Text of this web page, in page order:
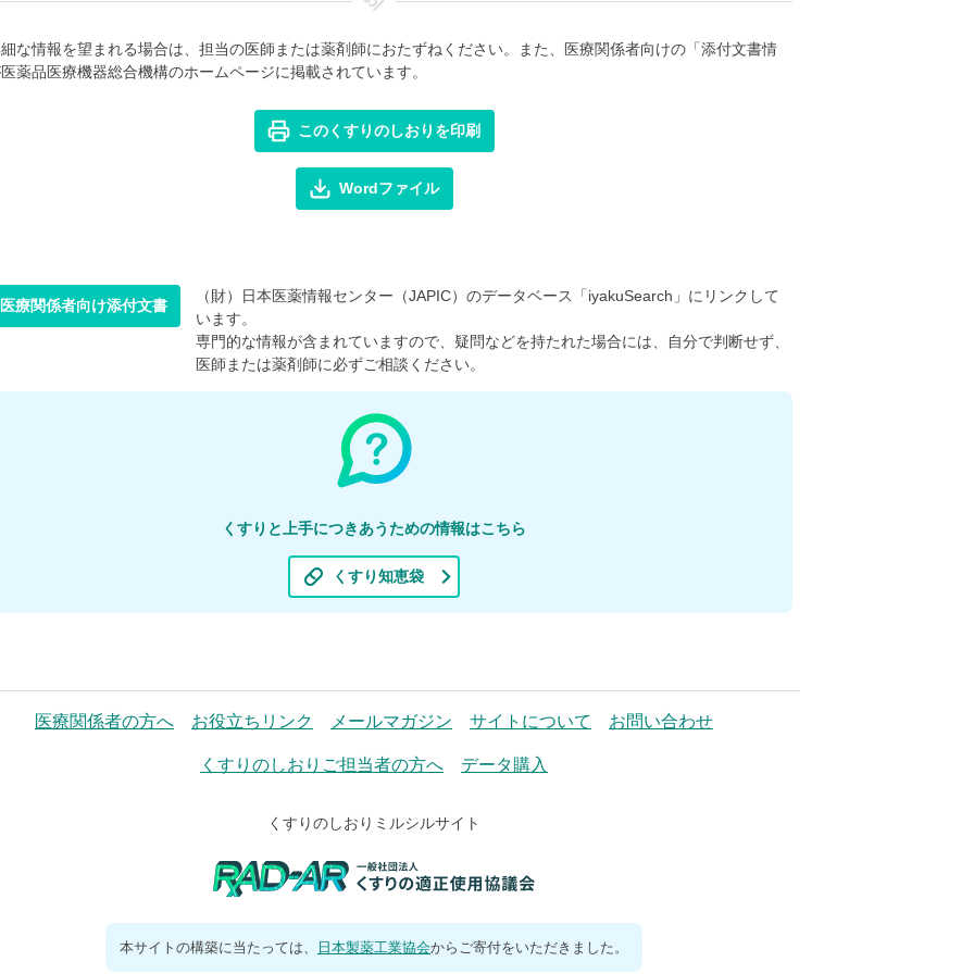
な情報を望まれる場合は、担当の医師または薬剤師におたずねください。また、医療関係者向けの「添付文書情
薬品医療機器総合機構のホームページに掲載されています。
このくすりのしおりを印刷
Wordファイル
医療関係者向け添付文書
（財）日本医薬情報センター（JAPIC）のデータベース「iyakuSearch」にリンクして
います。
専門的な情報が含まれていますので、疑問などを持たれた場合には、自分で判断せず、
医師または薬剤師に必ずご相談ください。
くすりと上手につきあうための情報はこちら
くすり知恵袋
医療関係者の方へ お役立ちリンク メールマガジン サイトについて お問い合わせ
くすりのしおりご担当者の方へ データ購入
くすりのしおりミルシルサイト
本サイトの構築に当たっては、 日本製薬工業協会からご寄付をいただきました。